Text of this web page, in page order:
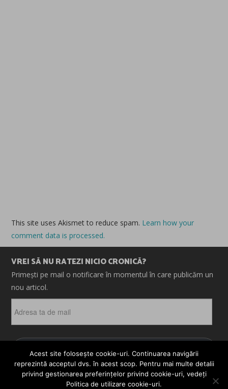
This site uses Akismet to reduce spam. Learn how your
comment data is processed.
VREI SĂ NU RATEZI NICIO CRONICĂ?
Primești pe mail o notificare în momentul în care publicăm un
nou articol.
ta
de
ABONEAZĂ-TE
Acest site folosește cookie-uri. Continuarea navigării
reprezintă acceptul dvs. în acest scop. Pentru mai multe detalii
privind gestionarea preferințelor privind cookie-uri, vedeți
Politica de utilizare cookie-uri.